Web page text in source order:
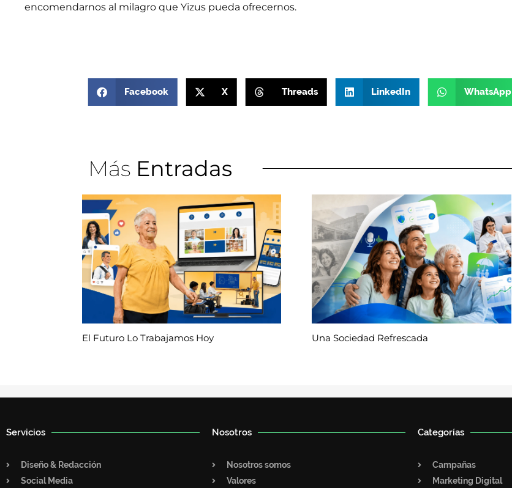
encomendarnos al milagro que Yizus pueda ofrecernos.
Facebook X Threads LinkedIn WhatsApp
Más Entradas
El Futuro Lo Trabajamos Hoy Una Sociedad Refrescada
Servicios
Diseño & Redacción
Social Media
Nosotros
Nosotros somos
Valores
Categorías
Campañas
Marketing Digital